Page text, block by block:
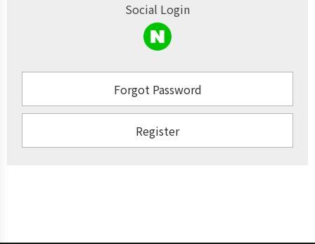
Social Login
Forgot Password
Register